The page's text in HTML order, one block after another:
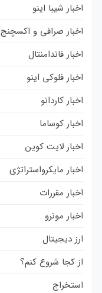
اخبار شیبا اینو
اخبار صرافی و اکسچنج
اخبار فاندامنتال
اخبار فلوکی اینو
اخبار کاردانو
اخبار کوساما
اخبار لایت کوین
اخبار مایکرواستراتژی
اخبار مقررات
اخبار مونرو
ارز دیجیتال
از کجا شروع کنم؟
استخراج